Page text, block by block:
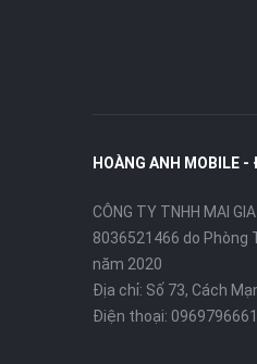
HOÀNG ANH MOBILE
CÔNG TY TNHH MAI
8036521466 do Phòng
năm 2020
Địa chỉ: Số 73, Cách
Điện thoại: 0969796661